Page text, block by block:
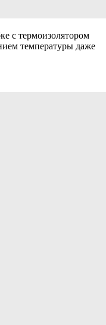
с термоизолятором
температуры даже